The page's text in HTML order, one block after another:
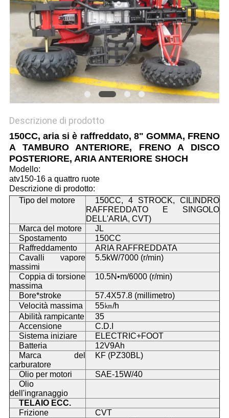
Descrizione di prodotto
150CC, aria si è raffreddato, 8" GOMMA, FRENO
A TAMBURO ANTERIORE, FRENO A DISCO
POSTERIORE, ARIA ANTERIORE SHOCH
Modello:
atv150-16 a quattro ruote
Descrizione di prodotto:
Tipo del motore
150CC, 4 STROCK, CILINDRO
RAFFREDDATO E SINGOLO
DELL'ARIA, CVT)
Marca del motore
JL
Spostamento
150CC
Raffreddamento
ARIA RAFFREDDATA
Cavalli vapore
massimi
5.5kW/7000 (r/min)
Coppia di torsione
massima
10.5N•m/6000 (r/min)
Bore*stroke
57.4X57.8 (millimetro)
Velocità massima
55㎞/h
Abilità rampicante
35
Accensione
C.D.I
Sistema iniziare
ELECTRIC+FOOT
Batteria
12V9Ah
Marca del
carburatore
KF (PZ30BL)
Olio per motori
SAE-15W/40
Olio
dell'ingranaggio
TELAIO ECC.
Frizione
CVT